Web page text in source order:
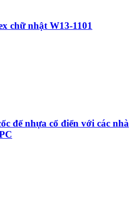
chữ nhật W13-1101
đế nhựa cổ điển với các nhà